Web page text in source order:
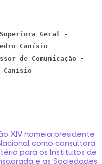
Geral -
Canísio
de Comunicação -
Canísio
XIV nomeia presidente
como consultora
para os Institutos de
e as Sociedades